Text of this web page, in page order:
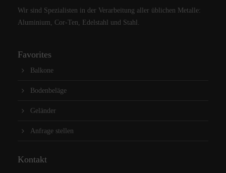
Wir sind Spezialisten in der Verarbeitung aller üblichen Metalle:
Aluminium, Cor-Ten, Edelstahl und Stahl.
Favorites
Balkone
Bodenbeläge
Geländer
Anfrage stellen
Kontakt